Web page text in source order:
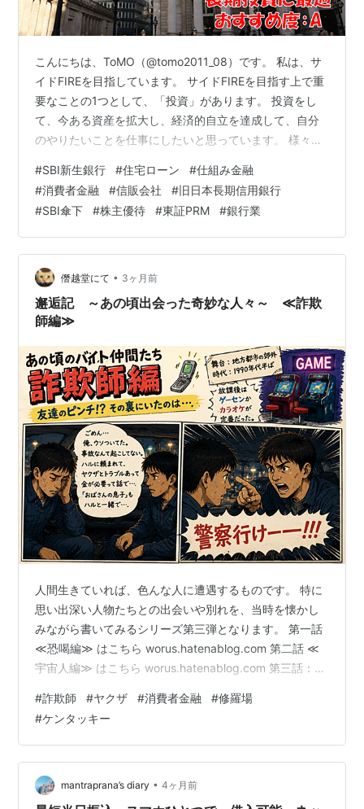
こんにちは、ToMO（@tomo2011_08）です。 私は、サ
イドFIREを目指しています。 サイドFIREを目指す上で重
要なことの1つとして、「投資」があります。 投資をし
て、今ある資産を拡大し、経済的自立を達成して、自分
のやりたいことを仕事にしたいと思っています。 様々な
あり、株式投資を行う上で株式銘柄を分析することは非
常に重要なことです。 日本株式投資をされる方の必需品
といえるのが、以下の四季報になります。 お持ちでない
方は、以下から購入して読まれることをお勧めします。
リンク 銘柄の事業内容は？、業績はどうか？、配当はい
くらなのか？…
#SBI新生銀行 #住宅ローン #仕組み金融
#消費者金融 #信販会社 #旧日本長期信用銀行
#SBI傘下 #株主優待 #東証PRM #銀行業
僭越堂にて • 3ヶ月前
邂逅記 ～あの頃出会った奇妙な人々～ ≪詐欺
師編≫
人間生きていれば、色んな人に遭遇するものです。 特に
思い出深い人物たちとの出会いや別れを、当時を懐かし
みながら書いてみるシリーズ第三弾となります。 第一話
≪恐喝編≫ はこちら worus.hatenablog.com 第二話 ≪
宇宙人編≫ はこちら worus.hatenablog.com 第三話：詐
キンでアルバイトをしていた。 朝から晩まで延々とチキ
ンを揚げ続けた。 学校？恋人？青春？ そんなものは無か
った。 私の人生は、油と鶏肉、少しのコールスローで構
成されていた。 お腹が空いたら揚げたてのチキンを勝手
に食べた。サイがジューシーで好きだ…
#詐欺師 #ヤクザ #消費者金融 #修羅場
#ケンタッキー
mantraprana’s diary • 4ヶ月前